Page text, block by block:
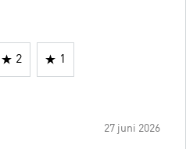
2 1
27 juni 2026